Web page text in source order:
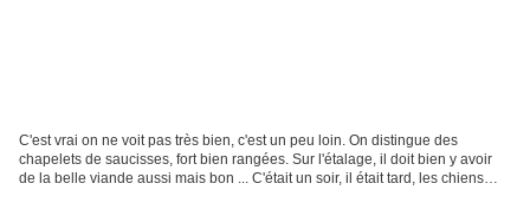
C'est vrai on ne voit pas très bien, c'est un peu loin. On distingue des
chapelets de saucisses, fort bien rangées. Sur l'étalage, il doit bien y avoir
de la belle viande aussi mais bon ... C'était un soir, il était tard, les chiens